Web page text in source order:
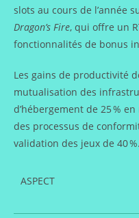
slots au cours de l’année
Dragon’s Fire, qui offre un
fonctionnalités de bonus
Les gains de productivité
mutualisation des
d’hébergement de 25 %
des processus de
validation des jeux de 40 %.
ASPECT